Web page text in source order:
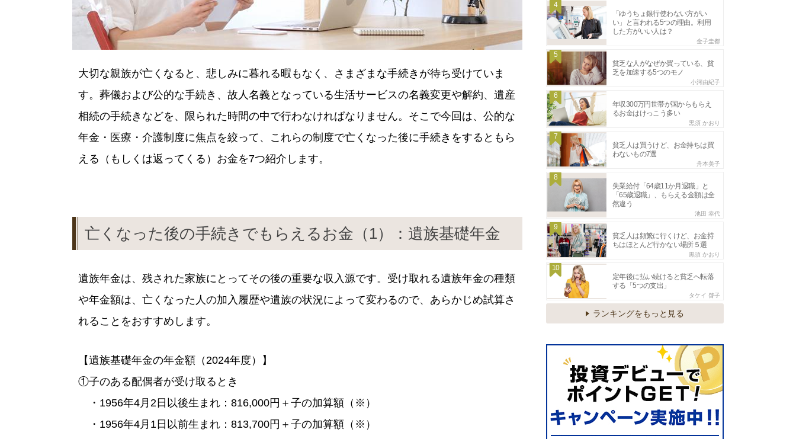
大切な親族が亡くなると、悲しみに暮れる暇もなく、さまざまな手続きが待ち受けていま
す。葬儀および公的な手続き、故人名義となっている生活サービスの名義変更や解約、遺産
相続の手続きなどを、限られた時間の中で行わなければなりません。そこで今回は、公的な
年金・医療・介護制度に焦点を絞って、これらの制度で亡くなった後に手続きをするともら
える（もしくは返ってくる）お金を7つ紹介します。
亡くなった後の手続きでもらえるお金（1）：遺族基礎年金
遺族年金は、残された家族にとってその後の重要な収入源です。受け取れる遺族年金の種類
や年金額は、亡くなった人の加入履歴や遺族の状況によって変わるので、あらかじめ試算さ
れることをおすすめします。
【遺族基礎年金の年金額（2024年度）】
①子のある配偶者が受け取るとき
・1956年4月2日以後生まれ：816,000円＋子の加算額（※）
・1956年4月1日以前生まれ：813,700円＋子の加算額（※）
4
「ゆうちょ銀行使わない方がい
い」と言われる5つの理由。利用
した方がいい人は？
金子圭都
5
貧乏な人がなぜか買っている、貧
乏を加速する5つのモノ
小河由紀子
6
年収300万円世帯が国からもらえ
るお金はけっこう多い
黒須 かおり
7
貧乏人は買うけど、お金持ちは買
わないもの7選
舟本美子
8
失業給付「64歳11か月退職」と
「65歳退職」、もらえる金額は全
然違う
池田 幸代
9
貧乏人は頻繁に行くけど、お金持
ちはほとんど行かない場所５選
黒須 かおり
10
定年後に払い続けると貧乏へ転落
する「5つの支出」
タケイ 啓子
ランキングをもっと見る